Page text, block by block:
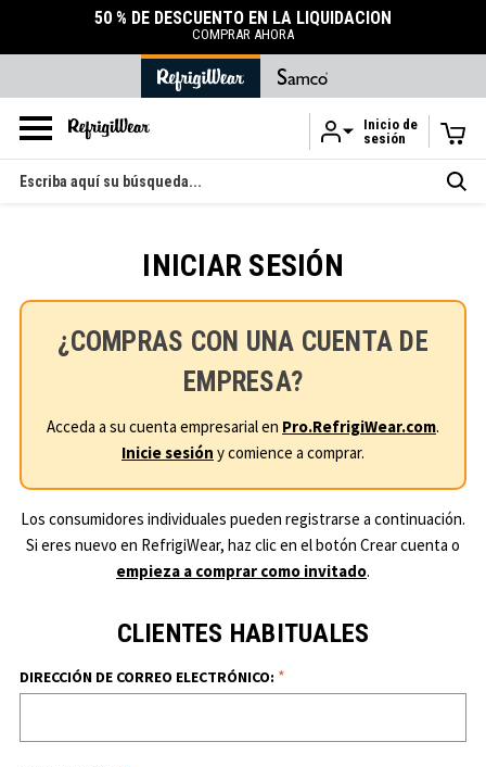
Ir al contenido principal
DESCUENTO EN LA LIQUIDACIÓN
Inicio de
sesión
Buscar
en
INICIAR SESIÓN
¿COMPRAS CON UNA CUENTA DE
EMPRESA?
Acceda a su cuenta empresarial en Pro.RefrigiWear.com.
Inicie sesión y comience a comprar.
Los consumidores individuales pueden registrarse a continuación.
Si eres nuevo en RefrigiWear, haz clic en el botón Crear cuenta o
empieza a comprar como invitado.
CLIENTES HABITUALES
DIRECCIÓN DE CORREO ELECTRÓNICO: *